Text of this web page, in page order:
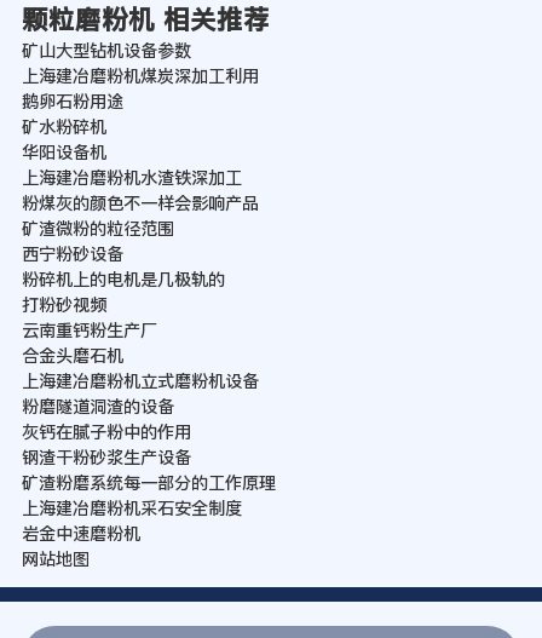
颗粒磨粉机 相关推荐
矿山大型钻机设备参数
上海建冶磨粉机煤炭深加工利用
鹅卵石粉用途
矿水粉碎机
华阳设备机
上海建冶磨粉机水渣铁深加工
粉煤灰的颜色不一样会影响产品
矿渣微粉的粒径范围
西宁粉砂设备
粉碎机上的电机是几极轨的
打粉砂视频
云南重钙粉生产厂
合金头磨石机
上海建冶磨粉机立式磨粉机设备
粉磨隧道洞渣的设备
灰钙在腻子粉中的作用
钢渣干粉砂浆生产设备
矿渣粉磨系统每一部分的工作原理
上海建冶磨粉机采石安全制度
岩金中速磨粉机
网站地图